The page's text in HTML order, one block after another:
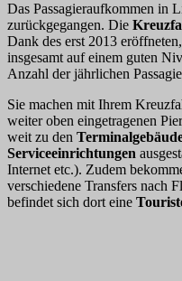
Das Passagieraufkommen in
zurückgegangen. Die
Dank des erst 2013
insgesamt auf einem guten
Anzahl der jährlichen
Sie machen mit Ihrem
weiter oben eingetragenen
weit zu den
Serviceeinrichtungen
Internet etc.). Zudem
verschiedene Transfers nach
befindet sich dort eine